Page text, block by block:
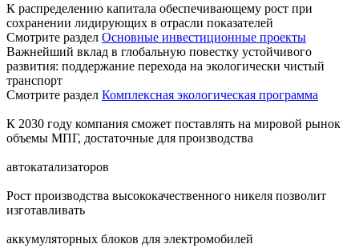
К распределению капитала обеспечивающему рост при
сохранении лидирующих в отрасли показателей
Смотрите раздел Основные инвестиционные проекты
Важнейший вклад в глобальную повестку устойчивого
развития: поддержание перехода на экологически чистый
транспорт
Смотрите раздел Комплексная экологическая программа
К 2030 году компания сможет поставлять на мировой рынок
объемы МПГ, достаточные для производства
автокатализаторов
Рост производства высококачественного никеля позволит
изготавливать
аккумуляторных блоков для электромобилей